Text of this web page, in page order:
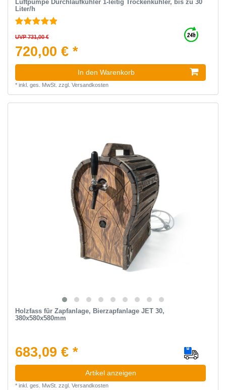
Luftpumpe Durchlaufkühler 1-leitig Trockenkühler, bis zu 30
Liter/h
UVP 731,00 €
720,00 € *
In den Warenkorb
* inkl. ges. MwSt. zzgl. Versandkosten
Holzfass für Zapfanlage, Bierzapfanlage JET 30,
380x580x580mm
683,09 € *
Artikel anzeigen
* inkl. ges. MwSt. zzgl. Versandkosten